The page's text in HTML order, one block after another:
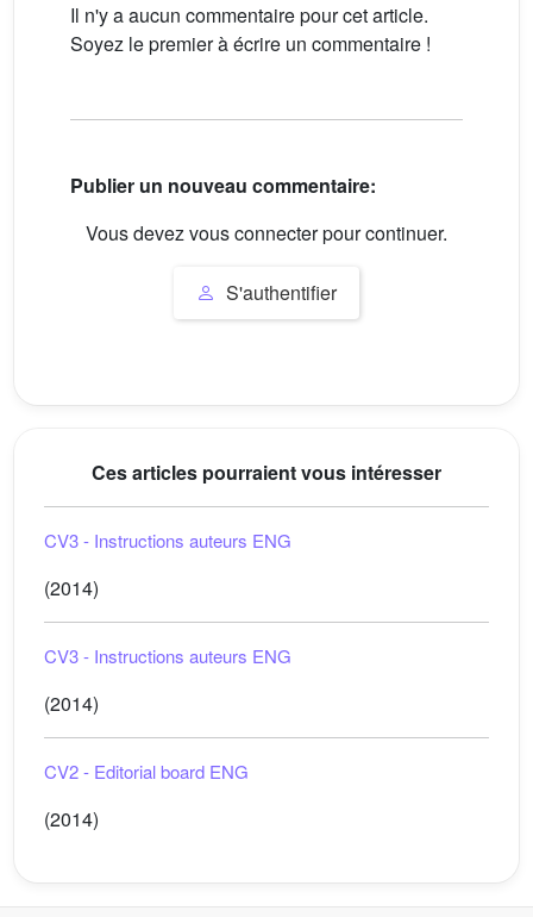
Il n'y a aucun commentaire pour cet article.
Soyez le premier à écrire un commentaire !
Publier un nouveau commentaire:
Vous devez vous connecter pour continuer.
S'authentifier
Ces articles pourraient vous intéresser
CV3 - Instructions auteurs ENG
(2014)
CV3 - Instructions auteurs ENG
(2014)
CV2 - Editorial board ENG
(2014)